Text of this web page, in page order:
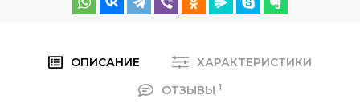
ОПИСАНИЕ
ХАРАКТЕРИСТИКИ
ОТЗЫВЫ 1